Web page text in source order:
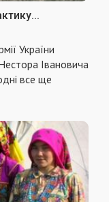
України
Івановича
все ще